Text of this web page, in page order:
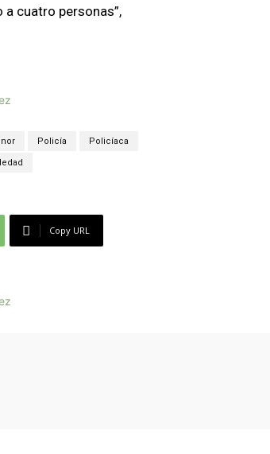
cuatro personas”,
Policía Policíaca
Copy URL